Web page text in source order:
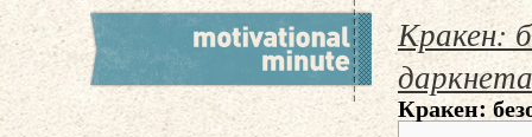
Кракен:
Кракен: